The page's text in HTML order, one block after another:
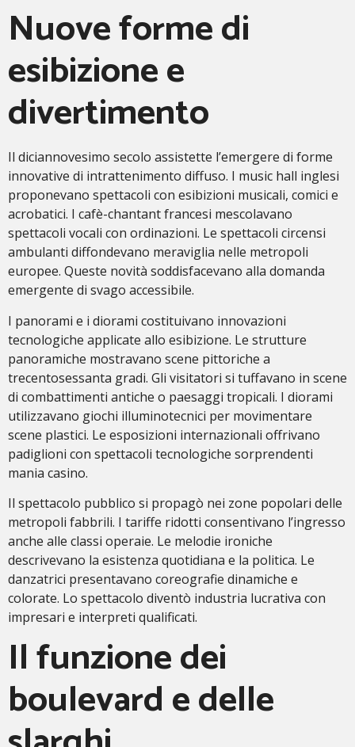
Nuove forme di
esibizione e
divertimento
Il diciannovesimo secolo assistette l’emergere di forme
innovative di intrattenimento diffuso. I music hall inglesi
proponevano spettacoli con esibizioni musicali, comici e
acrobatici. I cafè-chantant francesi mescolavano
spettacoli vocali con ordinazioni. Le spettacoli circensi
ambulanti diffondevano meraviglia nelle metropoli
europee. Queste novità soddisfacevano alla domanda
emergente di svago accessibile.
I panorami e i diorami costituivano innovazioni
tecnologiche applicate allo esibizione. Le strutture
panoramiche mostravano scene pittoriche a
trecentosessanta gradi. Gli visitatori si tuffavano in scene
di combattimenti antiche o paesaggi tropicali. I diorami
utilizzavano giochi illuminotecnici per movimentare
scene plastici. Le esposizioni internazionali offrivano
padiglioni con spettacoli tecnologiche sorprendenti
mania casino.
Il spettacolo pubblico si propagò nei zone popolari delle
metropoli fabbrili. I tariffe ridotti consentivano l’ingresso
anche alle classi operaie. Le melodie ironiche
descrivevano la esistenza quotidiana e la politica. Le
danzatrici presentavano coreografie dinamiche e
colorate. Lo spettacolo diventò industria lucrativa con
impresari e interpreti qualificati.
Il funzione dei
boulevard e delle